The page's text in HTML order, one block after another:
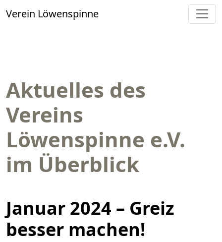
Verein Löwenspinne
Aktuelles des
Vereins
Löwenspinne e.V.
im Überblick
Januar 2024 – Greiz
besser machen!